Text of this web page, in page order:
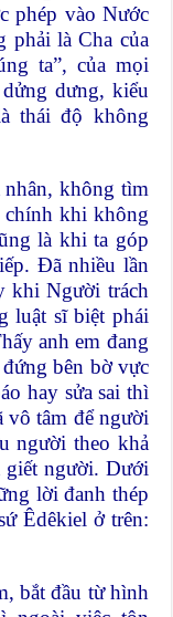
phép vào Nước
phải là Cha của
ta”, của mọi
dưng, kiểu
thái độ không
không tìm
chính khi không
là khi ta góp
Đã nhiều lần
khi Người trách
luật sĩ biệt phái
anh em đang
bên bờ vực
hay sửa sai thì
vô tâm để người
người theo khả
giết người. Dưới
lời đanh thép
Êdêkiel ở trên:
bắt đầu từ hình